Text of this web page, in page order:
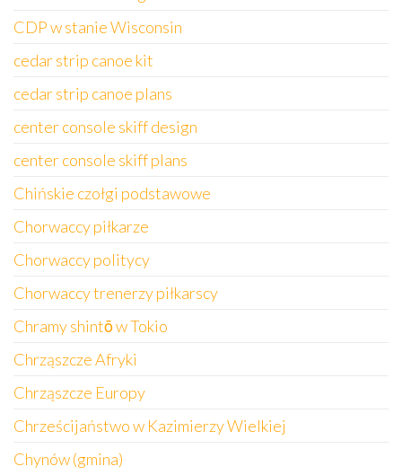
CDP w stanie Wisconsin
cedar strip canoe kit
cedar strip canoe plans
center console skiff design
center console skiff plans
Chińskie czołgi podstawowe
Chorwaccy piłkarze
Chorwaccy politycy
Chorwaccy trenerzy piłkarscy
Chramy shintō w Tokio
Chrząszcze Afryki
Chrząszcze Europy
Chrześcijaństwo w Kazimierzy Wielkiej
Chynów (gmina)